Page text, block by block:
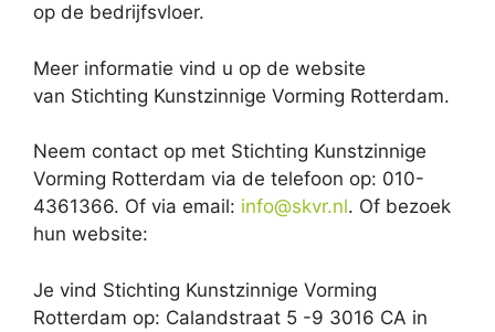
op de bedrijfsvloer.
Meer informatie vind u op de website
van Stichting Kunstzinnige Vorming Rotterdam.
Neem contact op met Stichting Kunstzinnige
Vorming Rotterdam via de telefoon op: 010-
4361366. Of via email: info@skvr.nl. Of bezoek
hun website:
Je vind Stichting Kunstzinnige Vorming
Rotterdam op: Calandstraat 5 -9 3016 CA in